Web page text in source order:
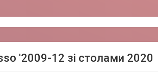
'2009-12 зі столами 2020